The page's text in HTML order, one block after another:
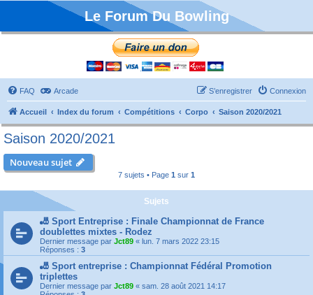
Le Forum Du Bowling
FAQ Arcade Connexion
S’enregistrer
Accueil Index du forum Compétitions Corpo Saison 2020/2021
Saison 2020/2021
Nouveau sujet
7 sujets • Page 1 sur 1
Sujets
🎳 Sport Entreprise : Finale Championnat de France
doublettes mixtes - Rodez
Dernier message par Jct89 « lun. 7 mars 2022 23:15
Réponses : 3
🎳 Sport entreprise : Championnat Fédéral Promotion
triplettes
Dernier message par Jct89 « sam. 28 août 2021 14:17